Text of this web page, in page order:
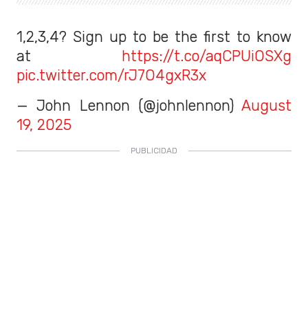
1,2,3,4? Sign up to be the first to know
at https://t.co/aqCPUiOSXg
pic.twitter.com/rJ7O4gxR3x
— John Lennon (@johnlennon) August
19, 2025